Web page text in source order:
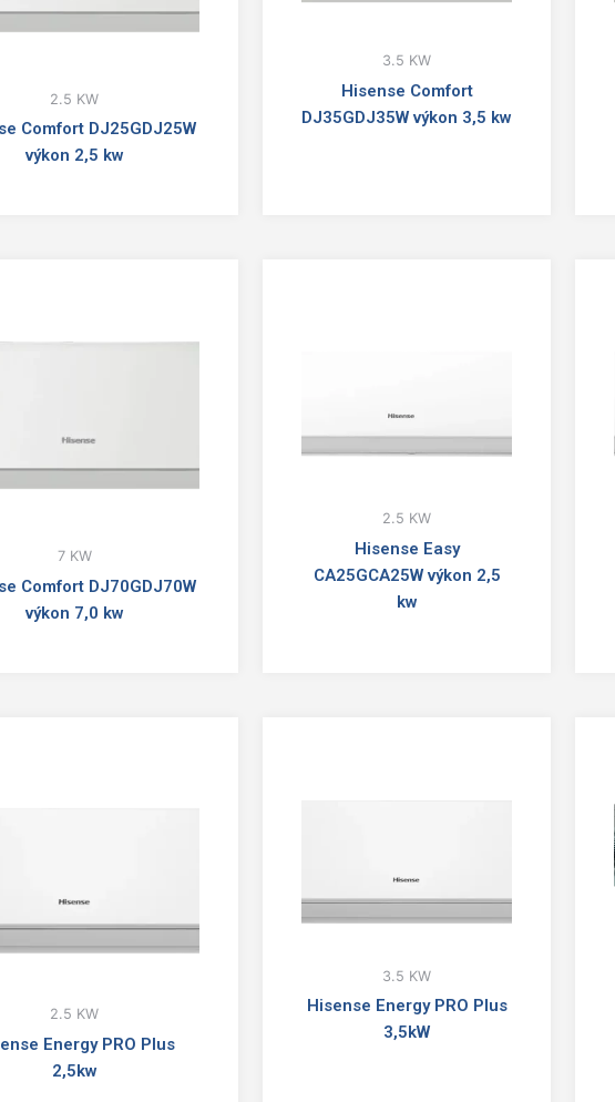
2.5 KW
Comfort DJ25GDJ25W
výkon 2,5 kw
3.5 KW
Hisense Comfort
DJ35GDJ35W výkon 3,5 kw
7 KW
Comfort DJ70GDJ70W
výkon 7,0 kw
2.5 KW
Hisense Easy
CA25GCA25W výkon 2,5
kw
2.5 KW
Energy PRO Plus
2,5kw
3.5 KW
Hisense Energy PRO Plus
3,5kW